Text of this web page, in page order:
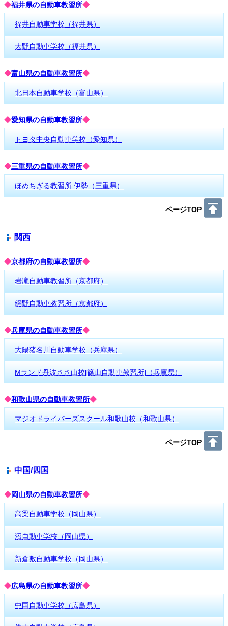
◆福井県の自動車教習所◆
福井自動車学校（福井県）
大野自動車学校（福井県）
◆富山県の自動車教習所◆
北日本自動車学校（富山県）
◆愛知県の自動車教習所◆
トヨタ中央自動車学校（愛知県）
◆三重県の自動車教習所◆
ほめちぎる教習所 伊勢（三重県）
ページTOP
関西
◆京都府の自動車教習所◆
岩滝自動車教習所（京都府）
網野自動車教習所（京都府）
◆兵庫県の自動車教習所◆
大陽猪名川自動車学校（兵庫県）
Mランド丹波ささ山校[篠山自動車教習所]（兵庫県）
◆和歌山県の自動車教習所◆
マジオドライバーズスクール和歌山校（和歌山県）
ページTOP
中国/四国
◆岡山県の自動車教習所◆
高梁自動車学校（岡山県）
沼自動車学校（岡山県）
新倉敷自動車学校（岡山県）
◆広島県の自動車教習所◆
中国自動車学校（広島県）